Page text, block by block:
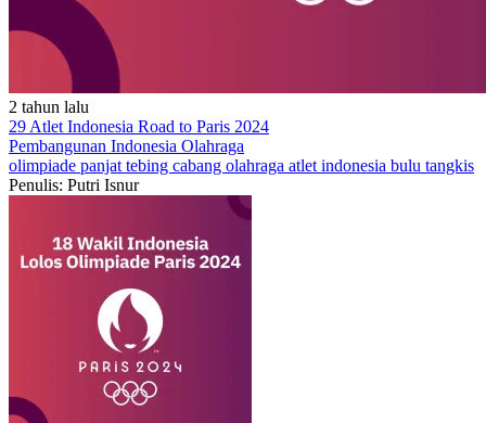
2 tahun lalu
29 Atlet Indonesia Road to Paris 2024
Pembangunan Indonesia Olahraga
olimpiade panjat tebing cabang olahraga atlet indonesia bulu tangkis
Penulis: Putri Isnur